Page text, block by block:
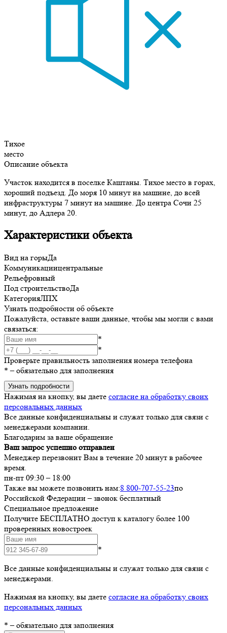
Тихое
место
Описание объекта
Участок находится в поселке Каштаны. Тихое место в горах,
хороший подъезд. До моря 10 минут на машине, до всей
инфраструктуры 7 минут на машине. До центра Сочи 25
минут, до Адлера 20.
Характеристики объекта
Вид на горыДа
Коммуникациицентральные
Рельефровный
Под строительствоДа
КатегорияЛПХ
Узнать подробности об объекте
Пожалуйста, оставьте ваши данные, чтобы мы могли с вами
связаться:
*
*
Проверьте правильность заполнения номера телефона
* – обязательно для заполнения
Узнать подробности
Нажимая на кнопку, вы даете согласие на обработку своих
персональных данных
Все данные конфиденциальны и служат только для связи с
менеджерами компании.
Благодарим за ваше обращение
Ваш запрос успешно отправлен
Менеджер перезвонит Вам в течение 20 минут в рабочее
время.
пн-пт 09:30 – 18:00
Также вы можете позвонить нам:8 800-707-55-23по
Российской Федерации – звонок бесплатный
Специальное предложение
Получите БЕСПЛАТНО доступ к каталогу более 100
проверенных новостроек
*
Все данные конфиденциальны и служат только для связи с
менеджерами.
Нажимая на кнопку, вы даете согласие на обработку своих
персональных данных
* – обязательно для заполнения